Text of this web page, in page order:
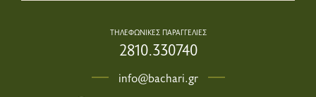
ΤΗΛΕΦΩΝΙΚΕΣ ΠΑΡΑΓΓΕΛΙΕΣ
2810.330740
info@bachari.gr